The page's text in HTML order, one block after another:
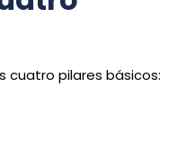
cuatro pilares básicos: